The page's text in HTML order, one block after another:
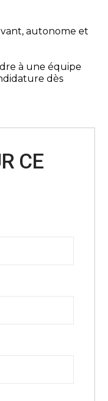
autonome et
à une équipe
dès
CE